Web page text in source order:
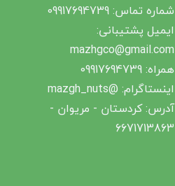
شماره تماس: 09917694739
ایمیل پشتیبانی‌:
mazhgco@gmail.com
همراه: 09917694739
اینستاگرام: @mazgh_nuts
آدرس: کردستان - مریوان -
6671713863​​​​​​​